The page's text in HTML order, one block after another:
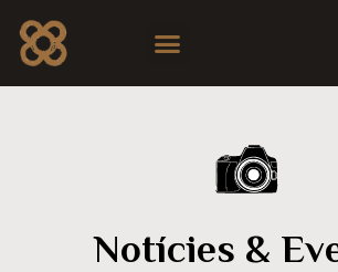
Notícies &